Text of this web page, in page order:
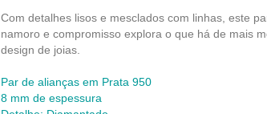
Com detalhes lisos e mesclados com linhas, este
namoro e compromisso explora o que há de mais
design de joias.
Par de alianças em Prata 950
8 mm de espessura